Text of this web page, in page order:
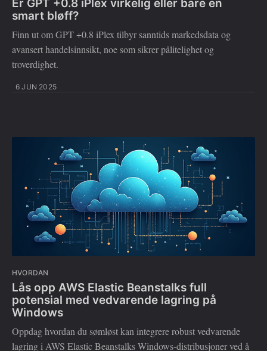
Er GPT +0.8 iPlex virkelig eller bare en
smart bløff?
Finn ut om GPT +0.8 iPlex tilbyr sanntids markedsdata og
avansert handelsinnsikt, noe som sikrer pålitelighet og
troverdighet.
6 JUN 2025
HVORDAN
Lås opp AWS Elastic Beanstalks full
potensial med vedvarende lagring på
Windows
Oppdag hvordan du sømløst kan integrere robust vedvarende
lagring i AWS Elastic Beanstalks Windows-distribusjoner ved å